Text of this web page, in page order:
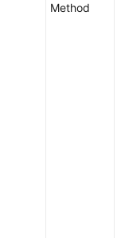
Method